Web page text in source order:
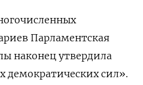
Парламентская
наконец утвердила
демократических сил».